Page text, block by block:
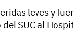
leves y
SUC al